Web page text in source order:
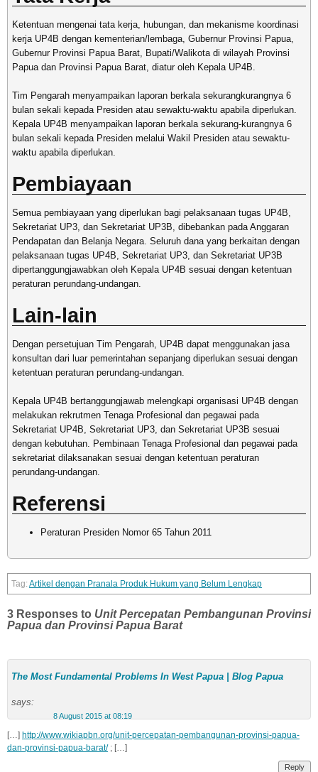
Ketentuan mengenai tata kerja, hubungan, dan mekanisme koordinasi
kerja UP4B dengan kementerian/lembaga, Gubernur Provinsi Papua,
Gubernur Provinsi Papua Barat, Bupati/Walikota di wilayah Provinsi
Papua dan Provinsi Papua Barat, diatur oleh Kepala UP4B.
Tim Pengarah menyampaikan laporan berkala sekurangkurangnya 6
bulan sekali kepada Presiden atau sewaktu-waktu apabila diperlukan.
Kepala UP4B menyampaikan laporan berkala sekurang-kurangnya 6
bulan sekali kepada Presiden melalui Wakil Presiden atau sewaktu-
waktu apabila diperlukan.
Pembiayaan
Semua pembiayaan yang diperlukan bagi pelaksanaan tugas UP4B,
Sekretariat UP3, dan Sekretariat UP3B, dibebankan pada Anggaran
Pendapatan dan Belanja Negara. Seluruh dana yang berkaitan dengan
pelaksanaan tugas UP4B, Sekretariat UP3, dan Sekretariat UP3B
dipertanggungjawabkan oleh Kepala UP4B sesuai dengan ketentuan
peraturan perundang-undangan.
Lain-lain
Dengan persetujuan Tim Pengarah, UP4B dapat menggunakan jasa
konsultan dari luar pemerintahan sepanjang diperlukan sesuai dengan
ketentuan peraturan perundang-undangan.
Kepala UP4B bertanggungjawab melengkapi organisasi UP4B dengan
melakukan rekrutmen Tenaga Profesional dan pegawai pada
Sekretariat UP4B, Sekretariat UP3, dan Sekretariat UP3B sesuai
dengan kebutuhan. Pembinaan Tenaga Profesional dan pegawai pada
sekretariat dilaksanakan sesuai dengan ketentuan peraturan
perundang-undangan.
Referensi
Peraturan Presiden Nomor 65 Tahun 2011
Artikel dengan Pranala Produk Hukum yang Belum Lengkap
3 Responses to Unit Percepatan Pembangunan Provinsi
Papua dan Provinsi Papua Barat
The Most Fundamental Problems In West Papua | Blog Papua
says:
8 August 2015 at 08:19
[…] http://www.wikiapbn.org/unit-percepatan-pembangunan-provinsi-papua-
dan-provinsi-papua-barat/; […]
Reply